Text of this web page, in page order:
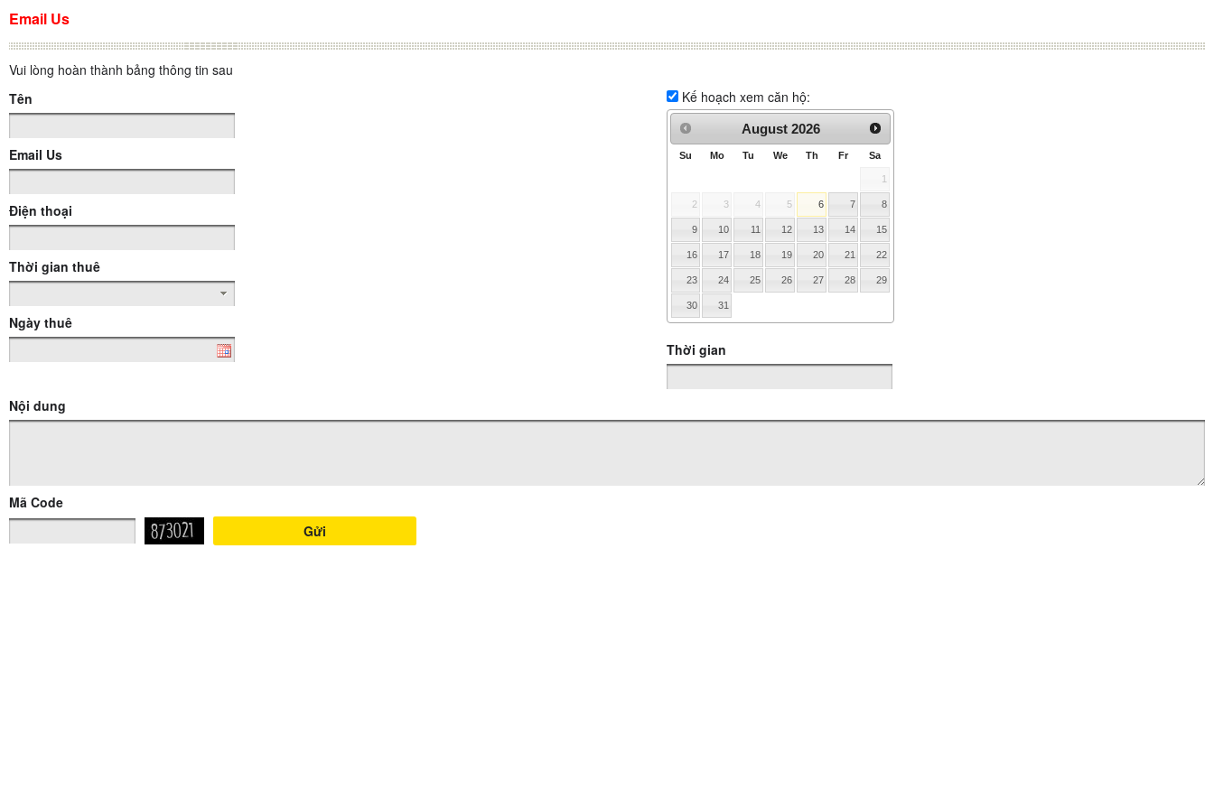
Email Us
Vui lòng hoàn thành bảng thông tin sau
Tên
Email Us
Điện thoại
Thời gian thuê
Ngày thuê
Kế hoạch xem căn hộ:
August 2026
Su Mo Tu We Th Fr Sa
1
2 3 4 5 6 7 8
9 10 11 12 13 14 15
16 17 18 19 20 21 22
23 24 25 26 27 28 29
30 31
Thời gian
Nội dung
Mã Code